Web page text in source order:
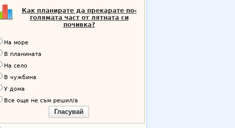
Как планирате да прекарате по-
голямата част от лятната си
почивка?
На море
В планината
На село
В чужбина
У дома
Все още не съм решил/а
Гласувай